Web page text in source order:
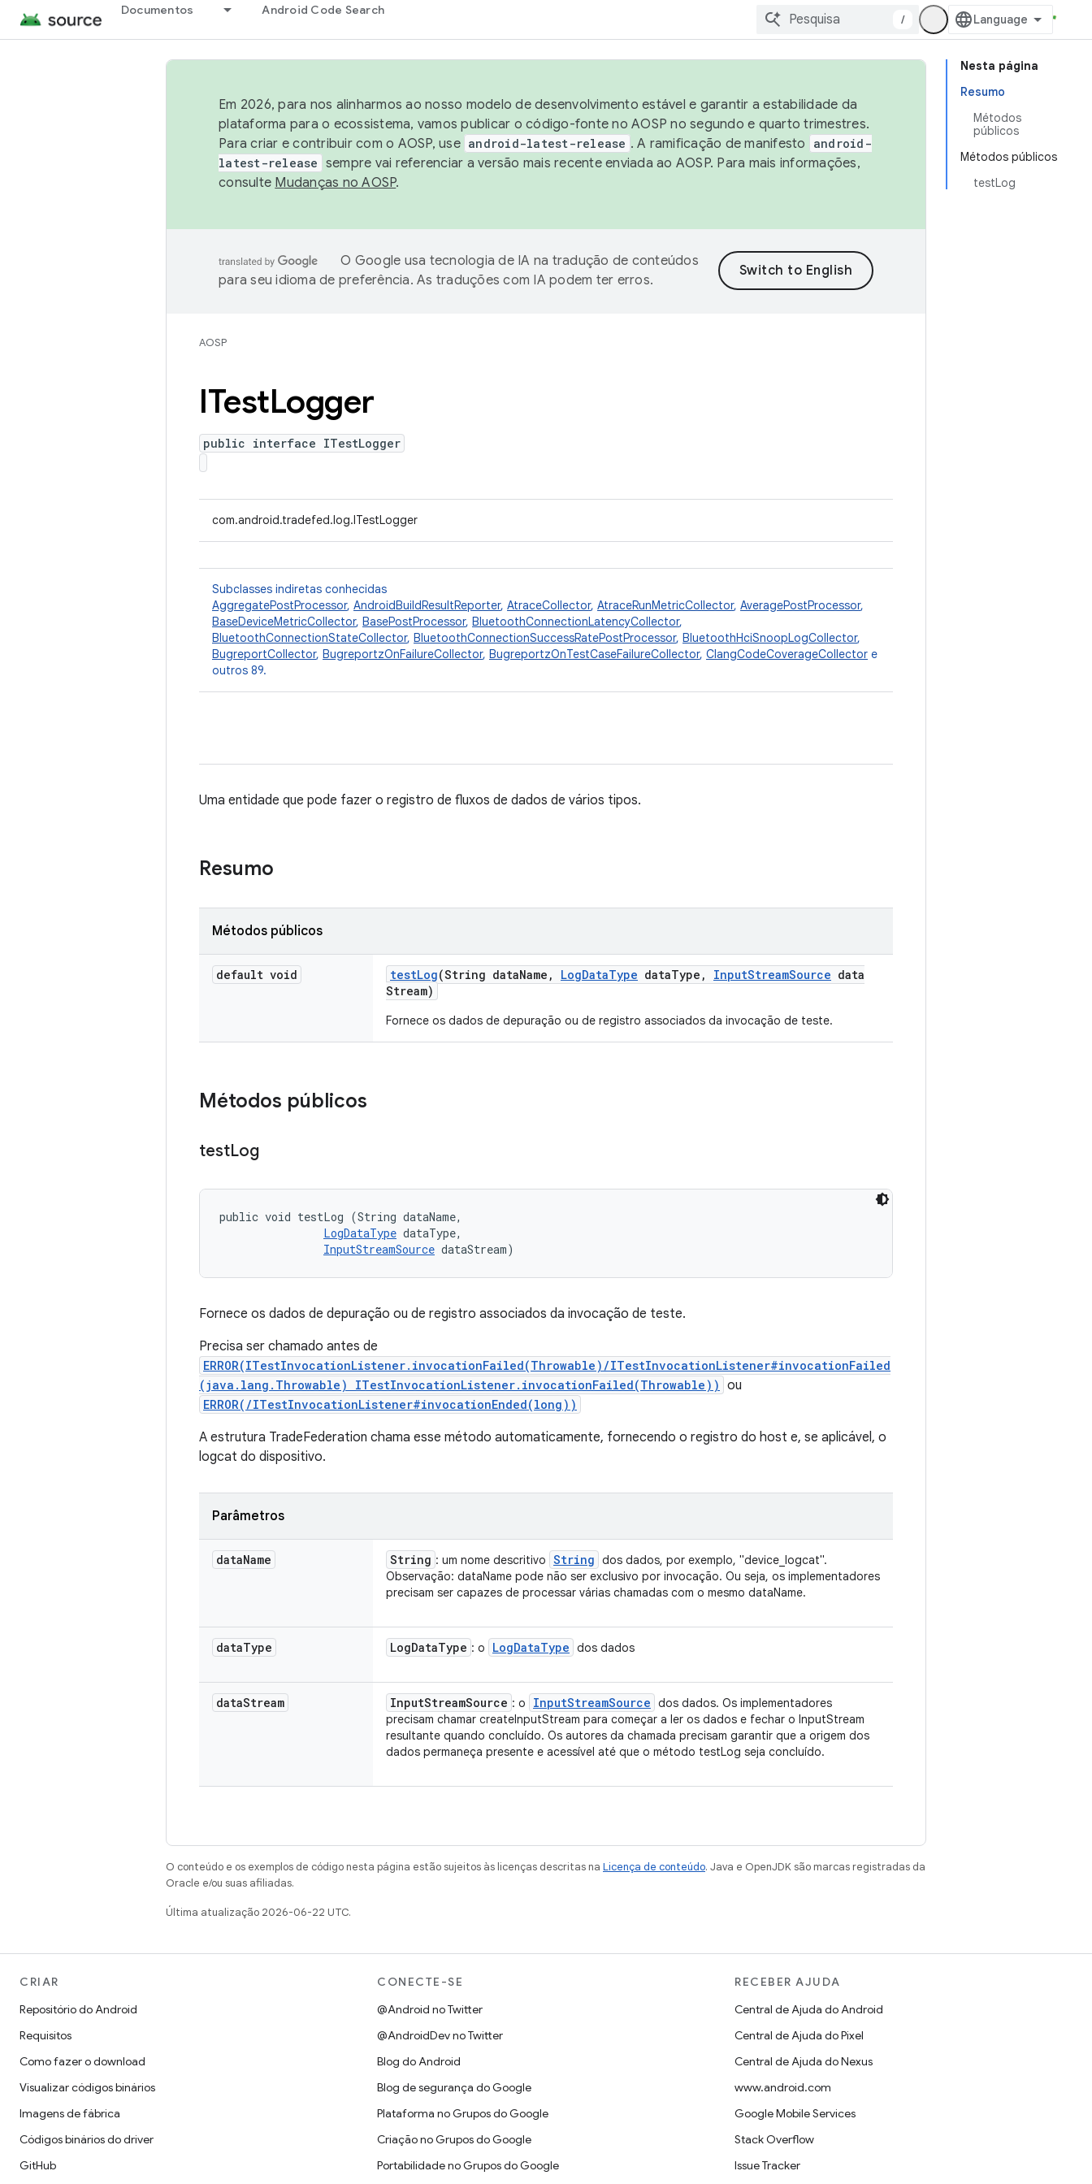
Documentos Android Code Search
/
Nesta página
Resumo
Métodos
públicos
Métodos públicos
testLog
Em 2026, para nos alinharmos ao nosso modelo de desenvolvimento estável e garantir a estabilidade da
plataforma para o ecossistema, vamos publicar o código-fonte no AOSP no segundo e quarto trimestres.
Para criar e contribuir com o AOSP, use android-latest-release . A ramificação de manifesto
android-
latest-release sempre vai referenciar a versão mais recente enviada ao AOSP. Para mais informações,
consulte Mudanças no AOSP.
O Google usa tecnologia de IA na tradução de conteúdos
para seu idioma de preferência. As traduções com IA podem ter erros.
AOSP
ITestLogger
public interface ITestLogger
com.android.tradefed.log.ITestLogger
Subclasses indiretas conhecidas
AggregatePostProcessor, AndroidBuildResultReporter, AtraceCollector, AtraceRunMetricCollector, AveragePostProcessor,
BaseDeviceMetricCollector, BasePostProcessor, BluetoothConnectionLatencyCollector,
BluetoothConnectionStateCollector, BluetoothConnectionSuccessRatePostProcessor, BluetoothHciSnoopLogCollector,
BugreportCollector, BugreportzOnFailureCollector, BugreportzOnTestCaseFailureCollector, ClangCodeCoverageCollector e
outros 89.
Uma entidade que pode fazer o registro de fluxos de dados de vários tipos.
Resumo
Métodos públicos
default void testLog(String dataName , LogDataType dataType , InputStreamSource data
Stream)
Fornece os dados de depuração ou de registro associados da invocação de teste.
Métodos públicos
testLog
public void testLog (String dataName,
LogDataType dataType,
InputStreamSource dataStream)
Fornece os dados de depuração ou de registro associados da invocação de teste.
Precisa ser chamado antes de
ERROR(ITestInvocationListener.invocationFailed(Throwable)/ITestInvocationListener#invocationFailed
(java.lang.Throwable) ITestInvocationListener.invocationFailed(Throwable)) ou
ERROR(/ITestInvocationListener#invocationEnded(long))
A estrutura TradeFederation chama esse método automaticamente, fornecendo o registro do host e, se aplicável, o
logcat do dispositivo.
Parâmetros
dataName String : um nome descritivo String dos dados, por exemplo, "device_logcat".
Observação: dataName pode não ser exclusivo por invocação. Ou seja, os implementadores
precisam ser capazes de processar várias chamadas com o mesmo dataName.
dataType LogDataType : o LogDataType dos dados
dataStream InputStreamSource : o InputStreamSource dos dados. Os implementadores
precisam chamar createInputStream para começar a ler os dados e fechar o InputStream
resultante quando concluído. Os autores da chamada precisam garantir que a origem dos
dados permaneça presente e acessível até que o método testLog seja concluído.
O conteúdo e os exemplos de código nesta página estão sujeitos às licenças descritas na Licença de conteúdo. Java e OpenJDK são marcas registradas da
Oracle e/ou suas afiliadas.
Última atualização 2026-06-22 UTC.
CRIAR
Repositório do Android
Requisitos
Como fazer o download
Visualizar códigos binários
Imagens de fábrica
Códigos binários do driver
GitHub
CONECTE-SE
@Android no Twitter
@AndroidDev no Twitter
Blog do Android
Blog de segurança do Google
Plataforma no Grupos do Google
Criação no Grupos do Google
Portabilidade no Grupos do Google
RECEBER AJUDA
Central de Ajuda do Android
Central de Ajuda do Pixel
Central de Ajuda do Nexus
www.android.com
Google Mobile Services
Stack Overflow
Issue Tracker